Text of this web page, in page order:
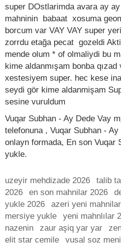
super DOstlarimda avara ay
mahninin babaat xosuma
borcum var VAY VAY super
zorrdu etağa pecat gozeldi
mende olum * of olmaliydi bu
kime aldanmışam bonba
xestesiyem super. hec kese
seydi gör kime aldanmişam
sesine vuruldum
Vuqar Subhan - Ay Dede Vay
telefonuna , Vuqar Subhan -
onlayn formada, En son Vuqar
yukle.
uzeyir mehdizade 2026 talib
2026
en son mahnilar 2026
yukle 2026
azeri yeni
mersiye yukle
yeni mahnlılar
nazenin
zaur aşiq yar yar
elit star cemile
vusal soz